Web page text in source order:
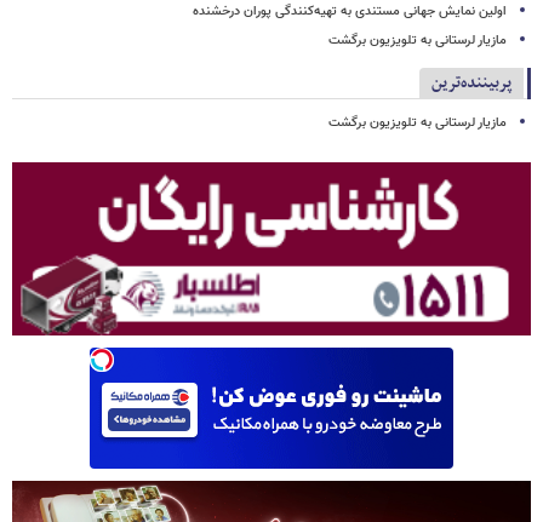
اولین نمایش جهانی مستندی به تهیه‌کنندگی پوران درخشنده
مازیار لرستانی به تلویزیون برگشت
پربیننده‌ترین
مازیار لرستانی به تلویزیون برگشت